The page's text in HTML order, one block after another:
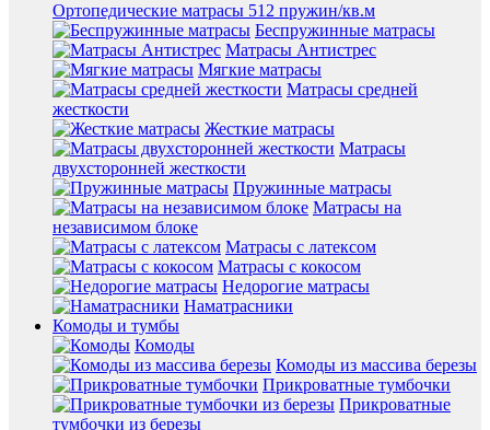
Ортопедические матрасы 512 пружин/кв.м
Беспружинные матрасы
Матрасы Антистрес
Мягкие матрасы
Матрасы средней
жесткости
Жесткие матрасы
Матрасы
двухсторонней жесткости
Пружинные матрасы
Матрасы на
независимом блоке
Матрасы с латексом
Матрасы с кокосом
Недорогие матрасы
Наматрасники
Комоды и тумбы
Комоды
Комоды из массива березы
Прикроватные тумбочки
Прикроватные
тумбочки из березы